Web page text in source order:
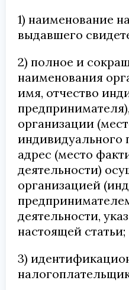
1) наименование
выдавшего
2) полное и
наименования
имя, отчество
организации
индивидуального
адрес (место
деятельности)
организацией
деятельности,
настоящей статьи;
3)